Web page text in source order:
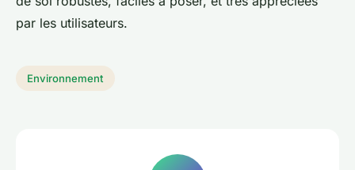
par les utilisateurs.
Environnement